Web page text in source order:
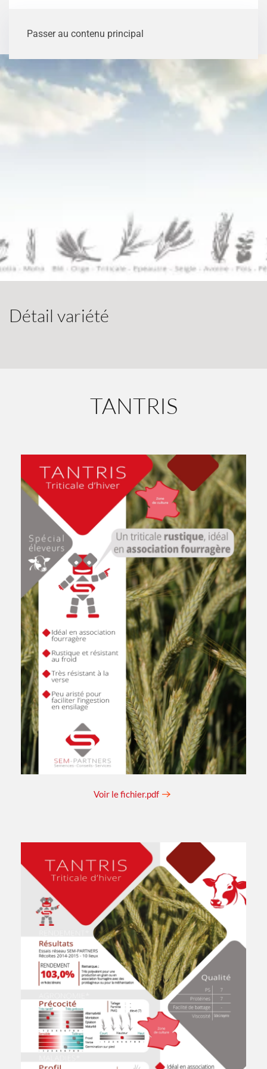
Passer au contenu principal
Détail variété
TANTRIS
Voir le fichier.pdf